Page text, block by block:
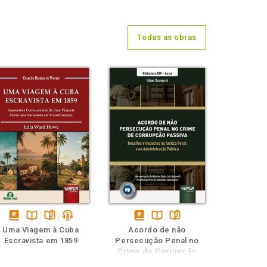
Todas as obras
disponível
em
Disponível
na
páginaspodcast
Uma Viagem à Cuba
Escravista em 1859
disponível
em
eBook
Disponível
na
B.V.
páginas
Acordo de não
Persecução Penal no
Crime de Corrupção